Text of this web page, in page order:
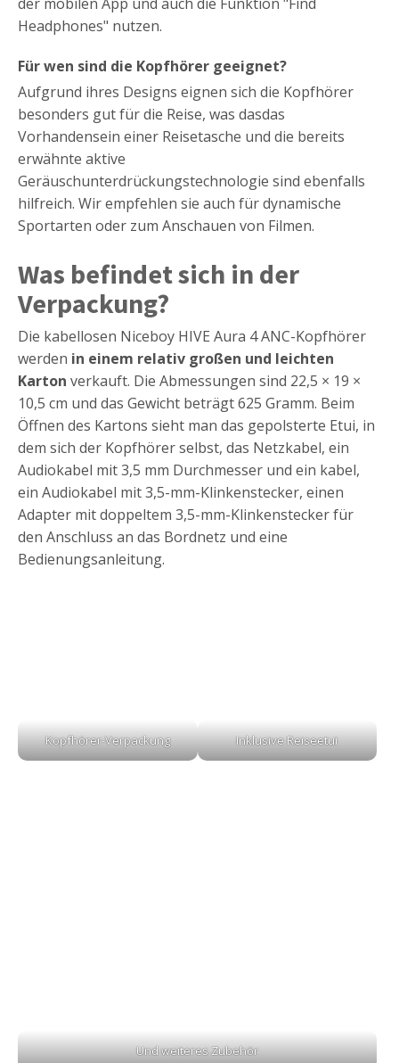
Headphones" nutzen.
Für wen sind die Kopfhörer geeignet?
Aufgrund ihres Designs eignen sich die Kopfhörer
besonders gut für die Reise, was dasdas
Vorhandensein einer Reisetasche und die bereits
erwähnte aktive
Geräuschunterdrückungstechnologie sind ebenfalls
hilfreich. Wir empfehlen sie auch für dynamische
Sportarten oder zum Anschauen von Filmen.
Was befindet sich in der
Verpackung?
Die kabellosen Niceboy HIVE Aura 4 ANC-Kopfhörer
werden in einem relativ großen und leichten
Karton verkauft. Die Abmessungen sind 22,5 × 19 ×
10,5 cm und das Gewicht beträgt 625 Gramm. Beim
Öffnen des Kartons sieht man das gepolsterte Etui, in
dem sich der Kopfhörer selbst, das Netzkabel, ein
Audiokabel mit 3,5 mm Durchmesser und ein kabel,
ein Audiokabel mit 3,5-mm-Klinkenstecker, einen
Adapter mit doppeltem 3,5-mm-Klinkenstecker für
den Anschluss an das Bordnetz und eine
Bedienungsanleitung.
Kopfhörer-Verpackung Inklusive Reiseetui
Und weiteres Zubehör